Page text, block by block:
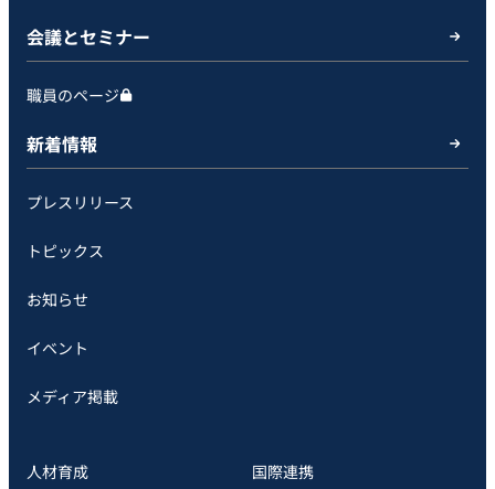
会議とセミナー
職員のページ
新着情報
プレスリリース
トピックス
お知らせ
イベント
メディア掲載
人材育成 国際連携